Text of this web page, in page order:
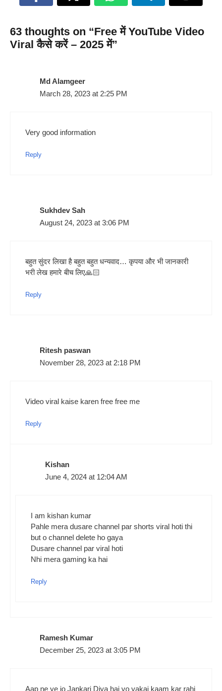
63 thoughts on “Free में YouTube Video
Viral कैसे करें – 2025 में”
Md Alamgeer
March 28, 2023 at 2:25 PM
Very good information
Reply
Sukhdev Sah
August 24, 2023 at 3:06 PM
बहुत सुंदर लिखा है बहुत बहुत धन्यवाद… कृपया और भी जानकारी
भरी लेख हमारे बीच लिए🙏🏻
Reply
Ritesh paswan
November 28, 2023 at 2:18 PM
Video viral kaise karen free free me
Reply
Kishan
June 4, 2024 at 12:04 AM
I am kishan kumar
Pahle mera dusare channel par shorts viral hoti thi
but o channel delete ho gaya
Dusare channel par viral hoti
Nhi mera gaming ka hai
Reply
Ramesh Kumar
December 25, 2023 at 3:05 PM
Aap ne ye jo Jankari Diya hai vo vakai kaam kar rahi